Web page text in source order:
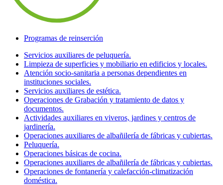
Programas de reinserción
Servicios auxiliares de peluquería.
Limpieza de superficies y mobiliario en edificios y locales.
Atención socio-sanitaria a personas dependientes en
instituciones sociales.
Servicios auxiliares de estética.
Operaciones de Grabación y tratamiento de datos y
documentos.
Actividades auxiliares en viveros, jardines y centros de
jardinería.
Operaciones auxiliares de albañilería de fábricas y cubiertas.
Peluquería.
Operaciones básicas de cocina.
Operaciones auxiliares de albañilería de fábricas y cubiertas.
Operaciones de fontanería y calefacción-climatización
doméstica.